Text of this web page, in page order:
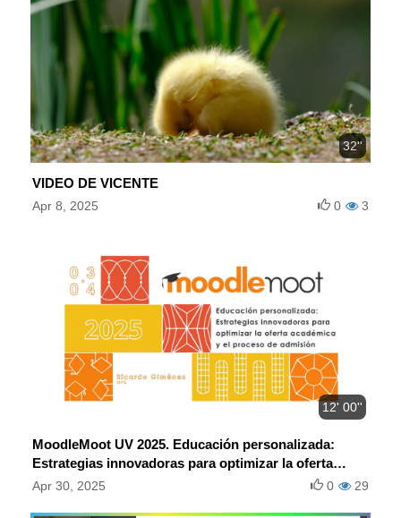
32''
VIDEO DE VICENTE
Apr 8, 2025 3
0
12' 00''
MoodleMoot UV 2025. Educación personalizada:
Estrategias innovadoras para optimizar la oferta
académica y el proceso de admisión.
Apr 30, 2025 29
0